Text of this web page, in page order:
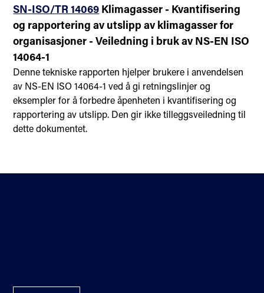
SN-ISO/TR 14069 Klimagasser - Kvantifisering
og rapportering av utslipp av klimagasser for
organisasjoner - Veiledning i bruk av NS-EN ISO
14064-1
Denne tekniske rapporten hjelper brukere i anvendelsen
av NS-EN ISO 14064-1 ved å gi retningslinjer og
eksempler for å forbedre åpenheten i kvantifisering og
rapportering av utslipp. Den gir ikke tilleggsveiledning til
dette dokumentet.